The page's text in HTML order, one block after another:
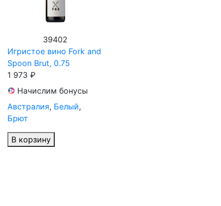
39402
Игристое вино Fork and
Spoon Brut, 0.75
1 973 ₽
Начислим бонусы
Австралия, Белый,
Брют
В корзину